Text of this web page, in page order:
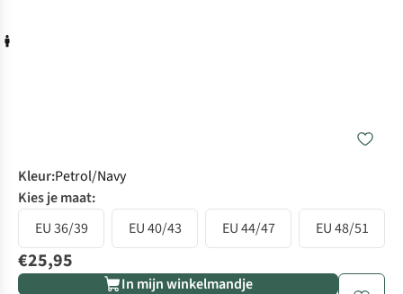
Kleur:Petrol/Navy
Kies je maat:
EU 36/39
EU 40/43 EU 44/47 EU 48/51
€25,95
In mijn winkelmandje